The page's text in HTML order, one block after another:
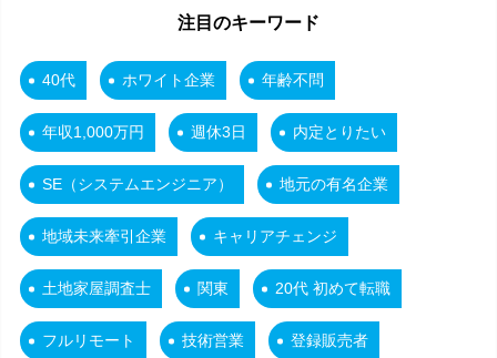
注目のキーワード
40代 ホワイト企業 年齢不問
年収1,000万円 週休3日 内定とりたい
SE（システムエンジニア） 地元の有名企業
地域未来牽引企業 キャリアチェンジ
土地家屋調査士 関東 20代 初めて転職
フルリモート 技術営業 登録販売者